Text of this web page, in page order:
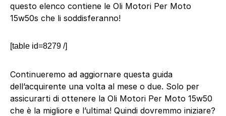
questo elenco contiene le Oli Motori Per Moto
15w50s che li soddisferanno!
[table id=8279 /]
Continueremo ad aggiornare questa guida
dell’acquirente una volta al mese o due. Solo per
assicurarti di ottenere la Oli Motori Per Moto 15w50
che è la migliore e l’ultima! Quindi dovremmo iniziare?